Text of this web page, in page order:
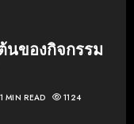
นของกิจกรรม
1 MIN READ 1124